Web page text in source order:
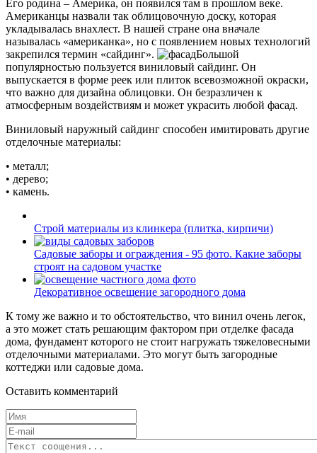
Его родина – Америка, он появился там в прошлом веке.
Американцы назвали так облицовочную доску, которая
укладывалась внахлест. В нашей стране она вначале
называлась «американка», но с появлением новых технологий
закрепился термин «сайдинг».
Большой
популярностью пользуется виниловый сайдинг. Он
выпускается в форме реек или плиток всевозможной окраски,
что важно для дизайна облицовки. Он безразличен к
атмосферным воздействиям и может украсить любой фасад.
Виниловый наружный сайдинг способен имитировать другие
отделочные материалы:
• металл;
• дерево;
• камень.
Строй материалы из клинкера (плитка, кирпичи)
Садовые заборы и ограждения - 95 фото. Какие заборы
строят на садовом участке
Декоративное освещение загородного дома
К тому же важно и то обстоятельство, что винил очень легок,
а это может стать решающим фактором при отделке фасада
дома, фундамент которого не стоит нагружать тяжеловесными
отделочными материалами. Это могут быть загородные
коттеджи или садовые дома.
Оставить комментарий